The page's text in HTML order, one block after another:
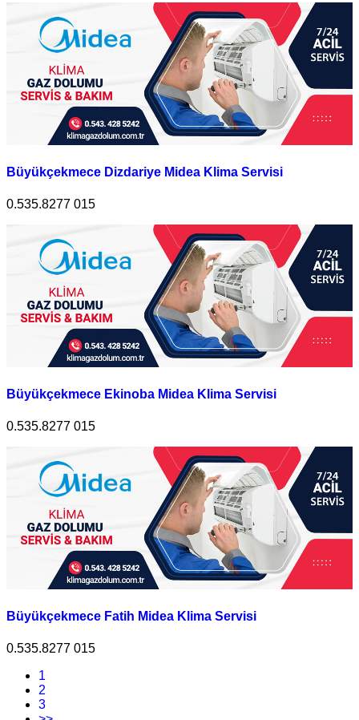
Büyükçekmece Dizdariye Midea Klima Servisi
0.535.8277 015
Büyükçekmece Ekinoba Midea Klima Servisi
0.535.8277 015
Büyükçekmece Fatih Midea Klima Servisi
0.535.8277 015
1
2
3